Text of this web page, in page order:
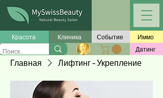
Красота Клиника Событие
Иммо
Датинг
Главная Лифтинг - Укрепление